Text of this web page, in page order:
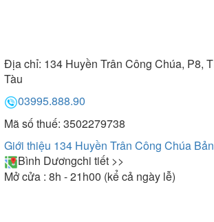
Địa chỉ: 134 Huyền Trân Công Chúa, P8,
Tàu
03995.888.90
Mã số thuế: 3502279738
Giới thiệu 134 Huyền Trân Công Chúa
Bình Dươngchi tiết >>
Mở cửa : 8h - 21h00 (kể cả ngày lễ)